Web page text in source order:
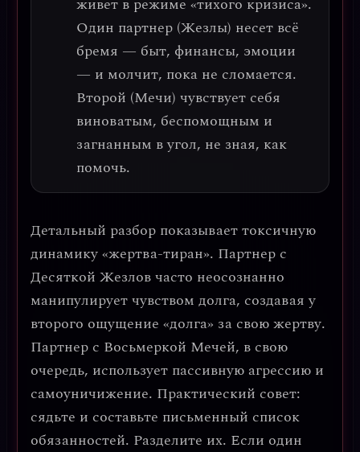
живет в режиме «тихого кризиса».
Один партнер (Жезлы) несет всё
бремя — быт, финансы, эмоции
— и молчит, пока не сломается.
Второй (Мечи) чувствует себя
виноватым, беспомощным и
загнанным в угол, не зная, как
помочь.
Детальный разбор показывает токсичную
динамику «жертва-тиран». Партнер с
Десяткой Жезлов часто неосознанно
манипулирует чувством долга, создавая у
второго ощущение «долга» за свою жертву.
Партнер с Восьмеркой Мечей, в свою
очередь, использует пассивную агрессию и
самоуничижение. Практический совет:
сядьте и составьте письменный список
обязанностей. Разделите их. Если один